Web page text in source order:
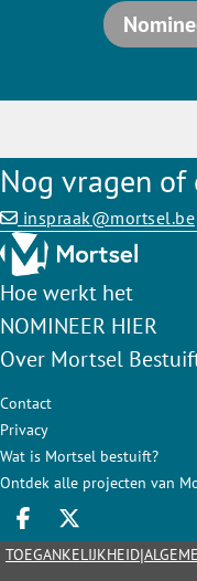
Nog vragen
inspraak@mortsel.be
Hoe werkt het
NOMINEER HIER
Over Mortsel
Contact
Privacy
Wat is Mortsel bestuift?
Ontdek alle projecten van
Deel opDeel op X
TOEGANKELIJKHEID|